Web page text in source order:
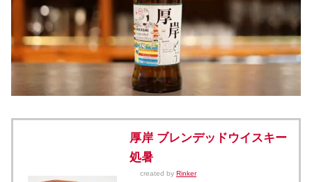
厚岸 ブレンデッドウイスキー
処暑
created by Rinker